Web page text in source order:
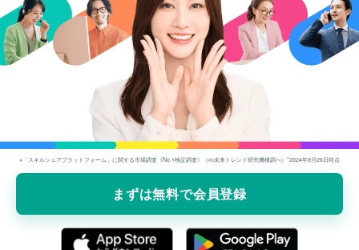
※「スキルシェアプラットフォーム」に関する市場調査《No.1検証調査》（㈱未来トレンド研究機構調べ）*2024年9⽉26⽇時点
まずは無料で会員登録